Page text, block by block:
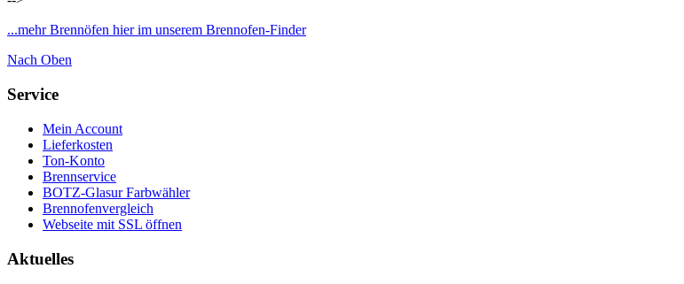
...mehr Brennöfen hier im unserem Brennofen-Finder
Nach Oben
Service
Mein Account
Lieferkosten
Ton-Konto
Brennservice
BOTZ-Glasur Farbwähler
Brennofenvergleich
Webseite mit SSL öffnen
Aktuelles